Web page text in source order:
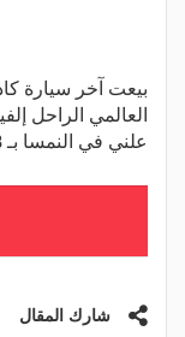
بيعت آخر سيارة
علني في النمسا بـ 68 ألف يورو فقط بحسب ما ذكره موقع
شارك المقال